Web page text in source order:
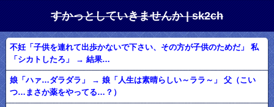
すかっとしていきませんか | sk2ch
不妊「子供を連れて出歩かないで下さい、その方が子供のためだ」 私
「シカトしたろ」 → 結果…
娘「ハァ…ダラダラ」 → 娘「人生は素晴らしい～ララ～」 父（こい
つ…まさか薬をやってる…？）